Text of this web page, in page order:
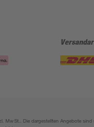
MwSt.. Die dargestellten Angebote